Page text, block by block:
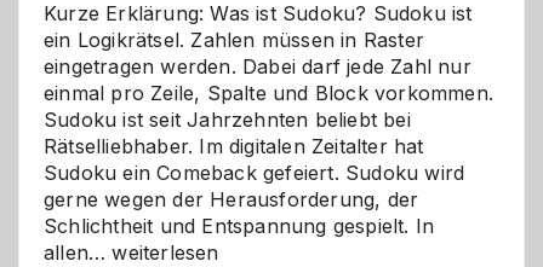
Kurze Erklärung: Was ist Sudoku? Sudoku ist
ein Logikrätsel. Zahlen müssen in Raster
eingetragen werden. Dabei darf jede Zahl nur
einmal pro Zeile, Spalte und Block vorkommen.
Sudoku ist seit Jahrzehnten beliebt bei
Rätselliebhaber. Im digitalen Zeitalter hat
Sudoku ein Comeback gefeiert. Sudoku wird
gerne wegen der Herausforderung, der
Schlichtheit und Entspannung gespielt. In
allen…Sudoku
weiterlesen